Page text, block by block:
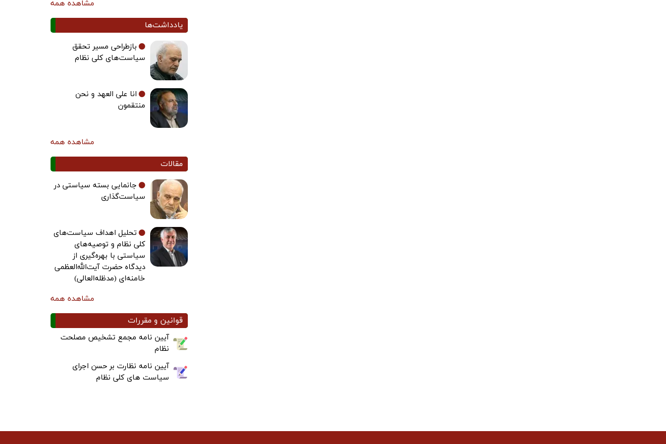
مشاهده همه
یادداشت‌ها
بازطراحی مسیر تحقق
سیاست‌های کلی نظام
انا علی العهد و نحن
منتقمون
مشاهده همه
مقالات
جانمایی بسته سیاستی در
سیاست‌گذاری
تحلیل اهداف سیاست‌های
کلی نظام و توصیه‌های
سیاستی با بهره‌گیری از
دیدگاه حضرت آیت‌الله‌العظمی
خامنه‌ای (مدظله‌العالی)
مشاهده همه
قوانین و مقررات
آیین نامه مجمع تشخیص مصلحت
نظام
آیین نامه نظارت بر حسن اجرای
سیاست های کلی نظام